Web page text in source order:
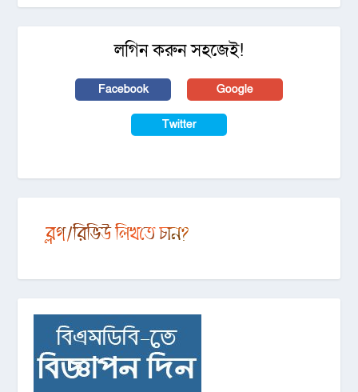
লগিন করুন সহজেই!
Facebook Google
Twitter